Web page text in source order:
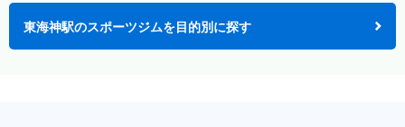
東海神駅のスポーツジムを目的別に探す